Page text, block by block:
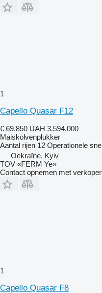
1
Capello Quasar F12
€ 69.850 UAH 3.594.000
Maiskolvenplukker
Aantal rijen 12 Operationele
Oekraïne, Kyiv
TOV «FERM Ye»
Contact opnemen met verkoper
1
Capello Quasar F8